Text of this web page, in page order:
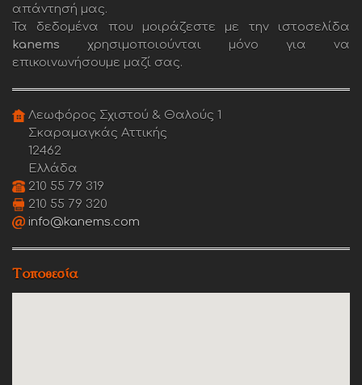
απάντησή μας.
Τα δεδομένα που μοιράζεστε με την ιστοσελίδα
kanems χρησιμοποιούνται μόνο για να
επικοινωνήσουμε μαζί σας.
Λεωφόρος Σχιστού & Θαλούς 1
Σκαραμαγκάς Αττικής
12462
Ελλάδα
210 55 79 319
210 55 79 320
info@kanems.com
Τοποθεσία